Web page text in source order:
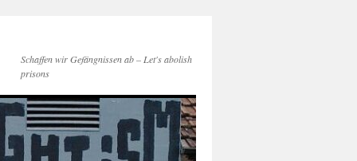
Schaffen wir Gefängnissen ab – Let's abolish
prisons